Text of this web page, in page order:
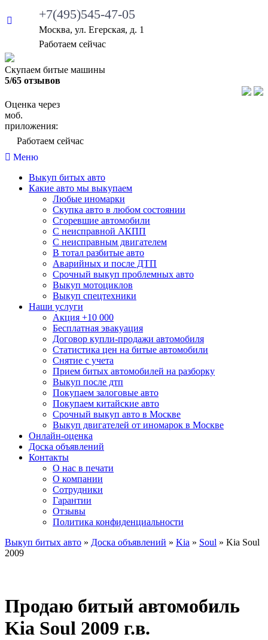
+7(495)545-47-05
Москва, ул. Егерская, д. 1
Работаем сейчас
Скупаем битые машины
5/65 отзывов
Оценка через
моб.
приложения:
Работаем сейчас
Меню
Выкуп битых авто
Какие авто мы выкупаем
Любые иномарки
Скупка авто в любом состоянии
Сгоревшие автомобили
С неисправной АКПП
С неисправным двигателем
В тотал разбитые авто
Аварийных и после ДТП
Срочный выкуп проблемных авто
Выкуп мотоциклов
Выкуп спецтехники
Наши услуги
Акция +10 000
Бесплатная эвакуация
Договор купли-продажи автомобиля
Статистика цен на битые автомобили
Снятие с учета
Прием битых автомобилей на разборку
Выкуп после дтп
Покупаем залоговые авто
Покупаем китайские авто
Срочный выкуп авто в Москве
Выкуп двигателей от иномарок в Москве
Онлайн-оценка
Доска объявлений
Контакты
О нас в печати
О компании
Сотрудники
Гарантии
Отзывы
Политика конфиденциальности
Выкуп битых авто » Доска объявлений » Kia » Soul » Kia Soul
2009
Продаю битый автомобиль
Kia Soul 2009 г.в.